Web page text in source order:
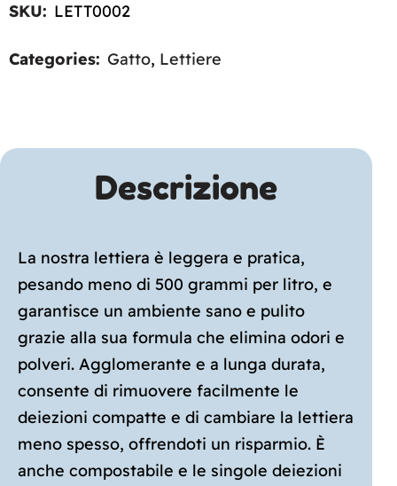
SKU: LETT0002
Categories: Gatto, Lettiere
Descrizione
La nostra lettiera è leggera e pratica,
pesando meno di 500 grammi per litro, e
garantisce un ambiente sano e pulito
grazie alla sua formula che elimina odori e
polveri. Agglomerante e a lunga durata,
consente di rimuovere facilmente le
deiezioni compatte e di cambiare la lettiera
meno spesso, offrendoti un risparmio. È
anche compostabile e le singole deiezioni